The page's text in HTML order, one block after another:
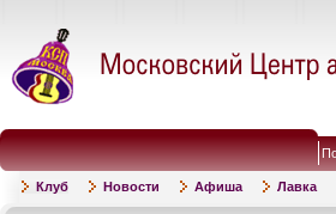
Клуб Новости Афиша Лавка